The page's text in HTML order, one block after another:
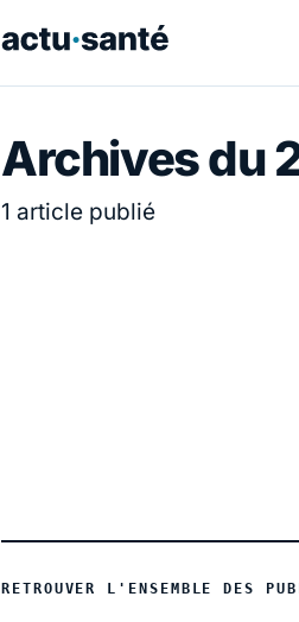
Archives du
1 article publié
RETROUVER L'ENSEMBLE DES